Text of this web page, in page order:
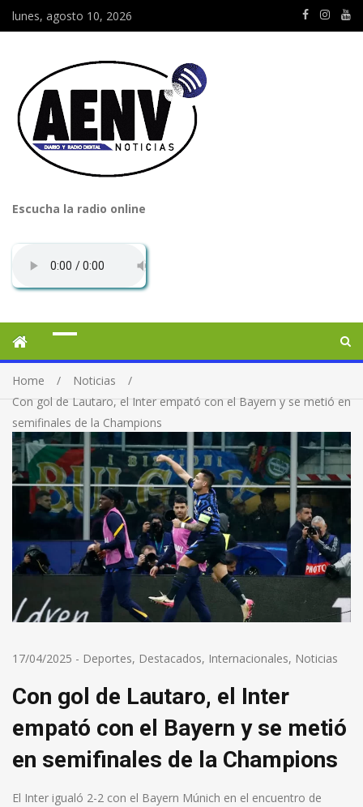
lunes, agosto 10, 2026
Escucha la radio online
Home
Noticias
Con gol de Lautaro, el Inter empató con el Bayern y se metió en
semifinales de la Champions
17/04/2025 - Deportes, Destacados, Internacionales, Noticias
Con gol de Lautaro, el Inter
empató con el Bayern y se metió
en semifinales de la Champions
El Inter igualó 2-2 con el Bayern Múnich en el encuentro de